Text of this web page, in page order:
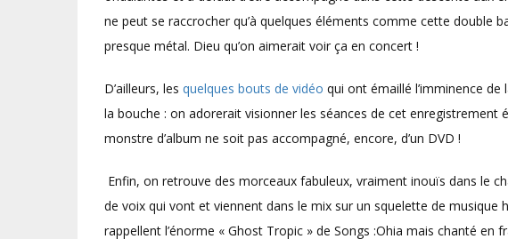
ne peut se raccrocher qu’à quelques éléments comme cette double
presque métal. Dieu qu’on aimerait voir ça en concert !
D’ailleurs, les quelques bouts de vidéo qui ont émaillé l’imminence de
la bouche : on adorerait visionner les séances de cet enregistrement
monstre d’album ne soit pas accompagné, encore, d’un DVD !
Enfin, on retrouve des morceaux fabuleux, vraiment inouïs dans le
de voix qui vont et viennent dans le mix sur un squelette de musique
rappellent l’énorme « Ghost Tropic » de Songs :Ohia mais chanté en